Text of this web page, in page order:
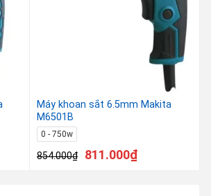
Máy khoan sắt 6.5mm Makita
M6501B
0 - 750w
854.000₫ 811.000₫